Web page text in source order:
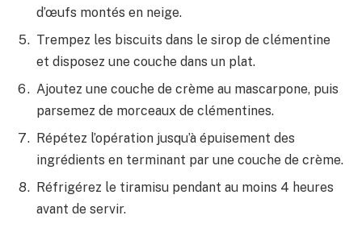
d’œufs montés en neige.
Trempez les biscuits dans le sirop de clémentine
et disposez une couche dans un plat.
Ajoutez une couche de crème au mascarpone, puis
parsemez de morceaux de clémentines.
Répétez l’opération jusqu’à épuisement des
ingrédients en terminant par une couche de crème.
Réfrigérez le tiramisu pendant au moins 4 heures
avant de servir.